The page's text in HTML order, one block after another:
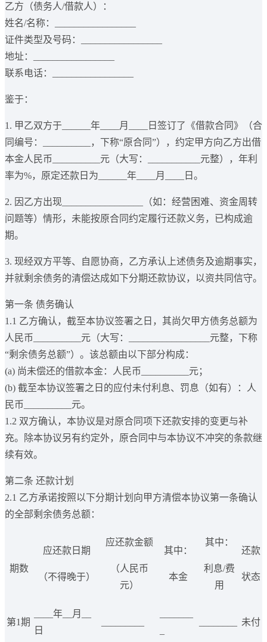
乙方（债务人/借款人）：
姓名/名称：_________________
证件类型及号码：_________________
地址：_________________
联系电话：_________________
鉴于：
1. 甲乙双方于______年____月____日签订了《借款合同》（合
同编号：__________，下称“原合同”），约定甲方向乙方出借
本金人民币__________元（大写：___________元整），年利
率为%，原定还款日为______年____月____日。
2. 因乙方出现_________________（如：经营困难、资金周转
问题等）情形，未能按原合同约定履行还款义务，已构成逾
期。
3. 现经双方平等、自愿协商，乙方承认上述债务及逾期事实，
并就剩余债务的清偿达成如下分期还款协议，以资共同信守。
第一条 债务确认
1.1 乙方确认，截至本协议签署之日，其尚欠甲方债务总额为
人民币__________元（大写：_________________元整，下称
“剩余债务总额”）。该总额由以下部分构成：
(a) 尚未偿还的借款本金：人民币__________元；
(b) 截至本协议签署之日的应付未付利息、罚息（如有）：人
民币__________元。
1.2 双方确认，本协议是对原合同项下还款安排的变更与补
充。除本协议另有约定外，原合同中与本协议不冲突的条款继
续有效。
第二条 还款计划
2.1 乙方承诺按照以下分期计划向甲方清偿本协议第一条确认
的全部剩余债务总额：
期数
应还款日期
（不得晚于）
应还款金额
（人民币
元）
其中：
本金
其中：
利息/费
用
还款
状态
第1期
____年__月__
日
未付